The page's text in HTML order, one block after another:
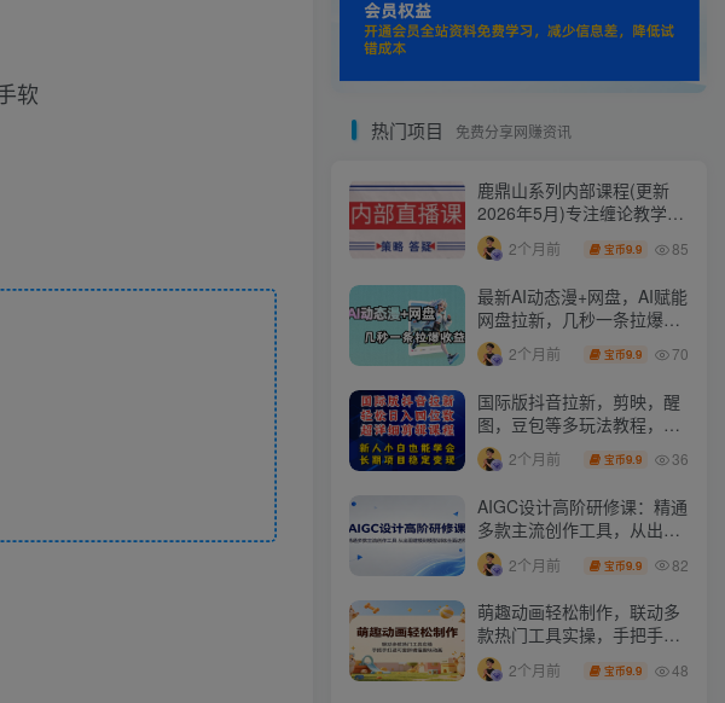
热门项目 免费分享网赚资讯
鹿鼎山系列内部课程(更新
2026年5月)专注缠论教学，
行情分析、学习答疑、机会
提示、实操讲解
2个月前 宝币9.9 85
最新AI动态漫+网盘，AI赋能
网盘拉新，几秒一条拉爆收
益
2个月前 宝币9.9 70
国际版抖音拉新，剪映，醒
图，豆包等多玩法教程，长
期可做的项目，轻松日入四
位数，深度揭秘玩法，干就
2个月前 宝币9.9 36
AIGC设计高阶研修课：精通
多款主流创作工具，从出图
建模到模型训练全面进阶
2个月前 宝币9.9 82
萌趣动画轻松制作，联动多
款热门工具实操，手把手打
造可爱胖橘猫趣味动画
2个月前 宝币9.9 48